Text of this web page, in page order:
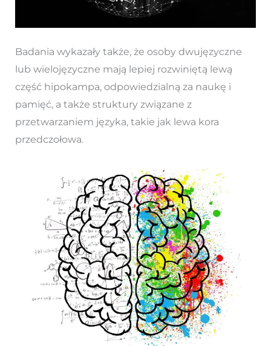
Badania wykazały także, że osoby dwujęzyczne
lub wielojęzyczne mają lepiej rozwiniętą lewą
część hipokampa, odpowiedzialną za naukę i
pamięć, a także struktury związane z
przetwarzaniem języka, takie jak lewa kora
przedczołowa.